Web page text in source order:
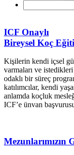
ICF Onaylı
Bireysel Koç
Kişilerin kendi içsel
varmaları ve
odaklı bir süreç
katılımcılar, kendi
anlamda koçluk
ICF’e ünvan
Mezunlarımızın